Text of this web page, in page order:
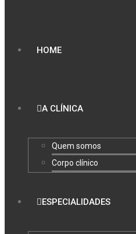
HOME
A CLÍNICA
Quem somos
Corpo clínico
ESPECIALIDADES